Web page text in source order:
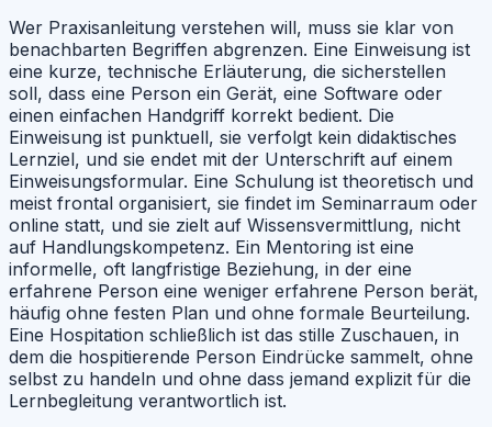
Wer Praxisanleitung verstehen will, muss sie klar von
benachbarten Begriffen abgrenzen. Eine Einweisung ist
eine kurze, technische Erläuterung, die sicherstellen
soll, dass eine Person ein Gerät, eine Software oder
einen einfachen Handgriff korrekt bedient. Die
Einweisung ist punktuell, sie verfolgt kein didaktisches
Lernziel, und sie endet mit der Unterschrift auf einem
Einweisungsformular. Eine Schulung ist theoretisch und
meist frontal organisiert, sie findet im Seminarraum oder
online statt, und sie zielt auf Wissensvermittlung, nicht
auf Handlungskompetenz. Ein Mentoring ist eine
informelle, oft langfristige Beziehung, in der eine
erfahrene Person eine weniger erfahrene Person berät,
häufig ohne festen Plan und ohne formale Beurteilung.
Eine Hospitation schließlich ist das stille Zuschauen, in
dem die hospitierende Person Eindrücke sammelt, ohne
selbst zu handeln und ohne dass jemand explizit für die
Lernbegleitung verantwortlich ist.